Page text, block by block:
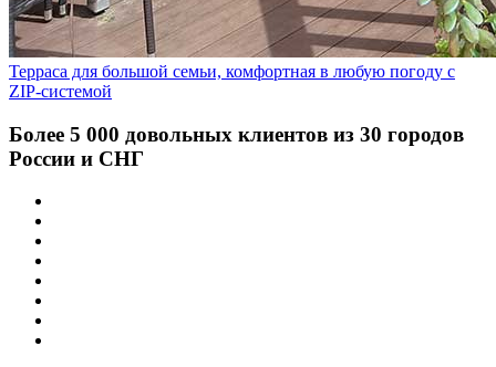
Терраса для большой семьи, комфортная в любую погоду с
ZIP-системой
Более 5 000 довольных клиентов из 30 городов
России и СНГ